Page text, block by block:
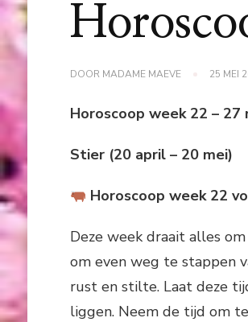
DOOR MADAME MAEVE 25 MEI
Horoscoop week 22 –
Stier (20 april – 20 mei)
Horoscoop week 22
Deze week draait alles
om even weg te stappen
rust en stilte. Laat deze
liggen. Neem de tijd om